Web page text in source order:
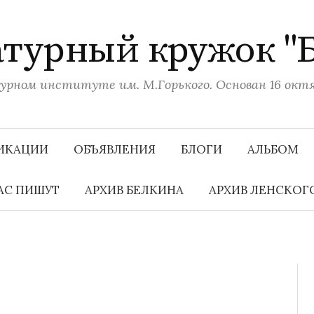
кружок
институте им. М.Горького. Основан 16
ОБЪЯВЛЕНИЯ БЛОГИ АЛЬБОМ
ПИШУТ АРХИВ БЕЛКИНА АРХИВ